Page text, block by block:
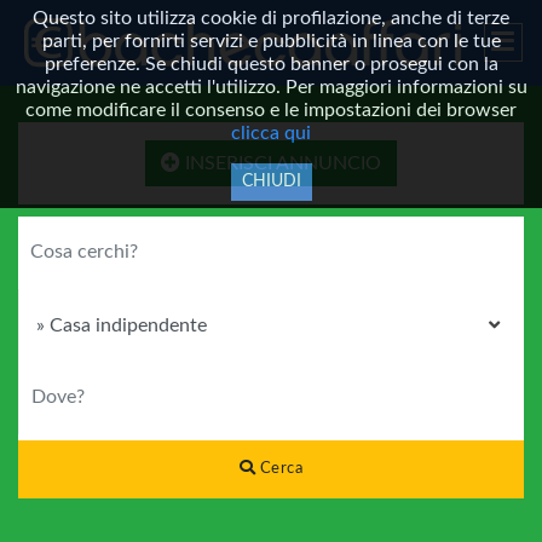
Questo sito utilizza cookie di profilazione, anche di terze
parti, per fornirti servizi e pubblicità in linea con le tue
preferenze. Se chiudi questo banner o prosegui con la
navigazione ne accetti l'utilizzo. Per maggiori informazioni su
come modificare il consenso e le impostazioni dei browser
clicca qui
CHIUDI
INSERISCI ANNUNCIO
Cerca